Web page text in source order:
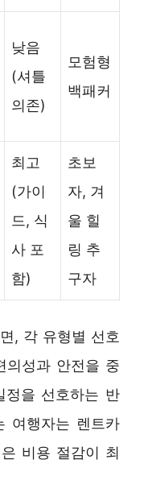
낮음
(셔틀
의존)
모험형
백패커
최고
(가이
드, 식
사 포
함)
초보
자, 겨
울 힐
링 추
구자
, 각 유형별 선호
의성과 안전을 중
정을 선호하는 반
여행자는 렌트카
비용 절감이 최